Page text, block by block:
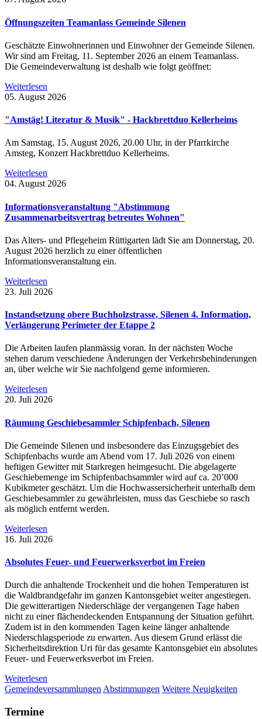
Öffnungszeiten Teamanlass Gemeinde Silenen
Geschätzte Einwohnerinnen und Einwohner der Gemeinde Silenen.
Wir sind am Freitag, 11. September 2026 an einem Teamanlass.
Die Gemeindeverwaltung ist deshalb wie folgt geöffnet:
Weiterlesen
05. August 2026
"Amstäg! Literatur & Musik" - Hackbrettduo Kellerheims
Am Samstag, 15. August 2026, 20.00 Uhr, in der Pfarrkirche
Amsteg, Konzert Hackbrettduo Kellerheims.
Weiterlesen
04. August 2026
Informationsveranstaltung "Abstimmung
Zusammenarbeitsvertrag betreutes Wohnen"
Das Alters- und Pflegeheim Rüttigarten lädt Sie am Donnerstag, 20.
August 2026 herzlich zu einer öffentlichen
Informationsveranstaltung ein.
Weiterlesen
23. Juli 2026
Instandsetzung obere Buchholzstrasse, Silenen 4. Information,
Verlängerung Perimeter der Etappe 2
Die Arbeiten laufen planmässig voran. In der nächsten Woche
stehen darum verschiedene Änderungen der Verkehrsbehinderungen
an, über welche wir Sie nachfolgend gerne informieren.
Weiterlesen
20. Juli 2026
Räumung Geschiebesammler Schipfenbach, Silenen
Die Gemeinde Silenen und insbesondere das Einzugsgebiet des
Schipfenbachs wurde am Abend vom 17. Juli 2026 von einem
heftigen Gewitter mit Starkregen heimgesucht. Die abgelagerte
Geschiebemenge im Schipfenbachsammler wird auf ca. 20’000
Kubikmeter geschätzt. Um die Hochwassersicherheit unterhalb dem
Geschiebesammler zu gewährleisten, muss das Geschiebe so rasch
als möglich entfernt werden.
Weiterlesen
16. Juli 2026
Absolutes Feuer- und Feuerwerksverbot im Freien
Durch die anhaltende Trockenheit und die hohen Temperaturen ist
die Waldbrandgefahr im ganzen Kantonsgebiet weiter angestiegen.
Die gewitterartigen Niederschläge der vergangenen Tage haben
nicht zu einer flächendeckenden Entspannung der Situation geführt.
Zudem ist in den kommenden Tagen keine länger anhaltende
Niederschlagsperiode zu erwarten. Aus diesem Grund erlässt die
Sicherheitsdirektion Uri für das gesamte Kantonsgebiet ein absolutes
Feuer- und Feuerwerksverbot im Freien.
Weiterlesen
GemeindeversammlungenAbstimmungen Weitere Neuigkeiten
Termine